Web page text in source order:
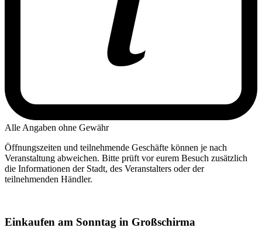
Alle Angaben ohne Gewähr
Öffnungszeiten und teilnehmende Geschäfte können je nach
Veranstaltung abweichen. Bitte prüft vor eurem Besuch zusätzlich
die Informationen der Stadt, des Veranstalters oder der
teilnehmenden Händler.
Einkaufen am Sonntag in Großschirma